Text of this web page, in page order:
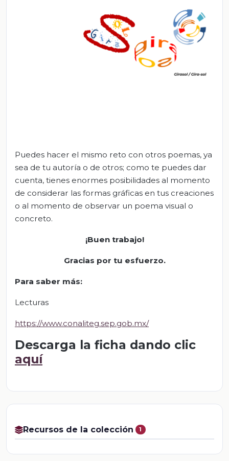
Puedes hacer el mismo reto con otros poemas, ya
sea de tu autoría o de otros; como te puedes dar
cuenta, tienes enormes posibilidades al momento
de considerar las formas gráficas en tus creaciones
o al momento de observar un poema visual o
concreto.
¡Buen trabajo!
Gracias por tu esfuerzo.
Para saber más:
Lecturas
https://www.conaliteg.sep.gob.mx/
Descarga la ficha dando clic
aquí
Recursos de la colección 1